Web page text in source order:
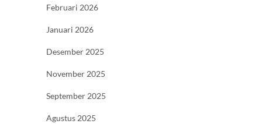
Februari 2026
Januari 2026
Desember 2025
November 2025
September 2025
Agustus 2025